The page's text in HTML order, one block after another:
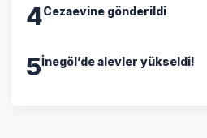
4Cezaevine gönderildi
5İnegöl’de alevler yükseldi!